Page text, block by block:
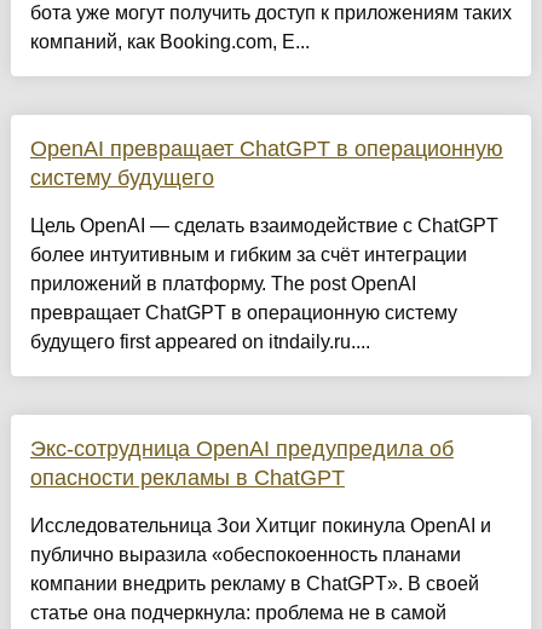
бота уже могут получить доступ к приложениям таких
компаний, как Booking.com, E...
OpenAI превращает ChatGPT в операционную
систему будущего
Цель OpenAI — сделать взаимодействие с ChatGPT
более интуитивным и гибким за счёт интеграции
приложений в платформу. The post OpenAI
превращает ChatGPT в операционную систему
будущего first appeared on itndaily.ru....
Экс-сотрудница OpenAI предупредила об
опасности рекламы в ChatGPT
Исследовательница Зои Хитциг покинула OpenAI и
публично выразила «обеспокоенность планами
компании внедрить рекламу в ChatGPT». В своей
статье она подчеркнула: проблема не в самой